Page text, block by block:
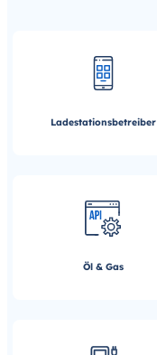
Ladestationsbetreiber
Öl & Gas